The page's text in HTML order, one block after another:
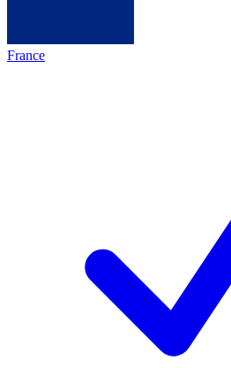
France